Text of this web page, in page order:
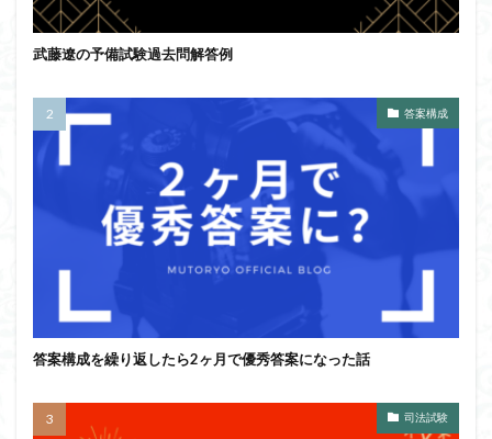
武藤遼の予備試験過去問解答例
答案構成
答案構成を繰り返したら2ヶ月で優秀答案になった話
司法試験